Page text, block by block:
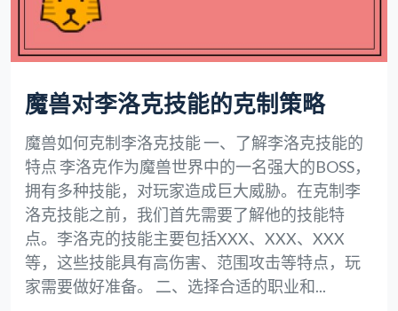
魔兽对李洛克技能的克制策略
魔兽如何克制李洛克技能 一、了解李洛克技能的
特点 李洛克作为魔兽世界中的一名强大的BOSS，
拥有多种技能，对玩家造成巨大威胁。在克制李
洛克技能之前，我们首先需要了解他的技能特
点。李洛克的技能主要包括XXX、XXX、XXX
等，这些技能具有高伤害、范围攻击等特点，玩
家需要做好准备。 二、选择合适的职业和...